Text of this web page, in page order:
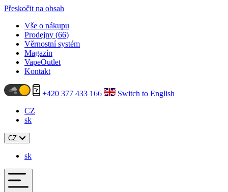
Přeskočit na obsah
Vše o nákupu
Prodejny (66)
Věrnostní systém
Magazín
VapeOutlet
Kontakt
+420 377 433 166
Switch to English
CZ
sk
CZ
sk